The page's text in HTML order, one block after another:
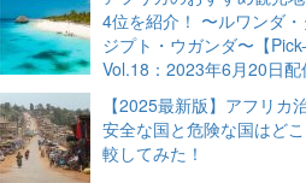
4位を紹介！ 〜ルワンダ
ジプト・ウガンダ〜【
Vol.18：2023年6月20日配
【2025最新版】アフリカ
安全な国と危険な国はど
較してみた！